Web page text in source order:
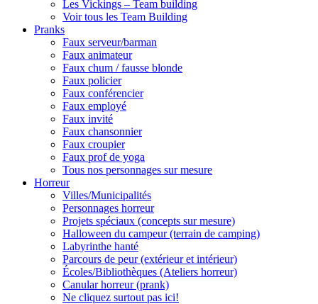
Les Vickings – Team building
Voir tous les Team Building
Pranks
Faux serveur/barman
Faux animateur
Faux chum / fausse blonde
Faux policier
Faux conférencier
Faux employé
Faux invité
Faux chansonnier
Faux croupier
Faux prof de yoga
Tous nos personnages sur mesure
Horreur
Villes/Municipalités
Personnages horreur
Projets spéciaux (concepts sur mesure)
Halloween du campeur (terrain de camping)
Labyrinthe hanté
Parcours de peur (extérieur et intérieur)
Écoles/Bibliothèques (Ateliers horreur)
Canular horreur (prank)
Ne cliquez surtout pas ici!